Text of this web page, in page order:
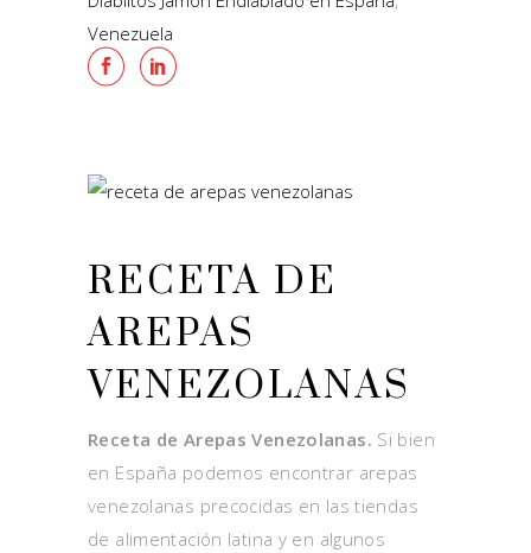
Venezuela
RECETA DE
AREPAS
VENEZOLANAS
Receta de Arepas Venezolanas. Si bien
en España podemos encontrar arepas
venezolanas precocidas en las tiendas
de alimentación latina y en algunos